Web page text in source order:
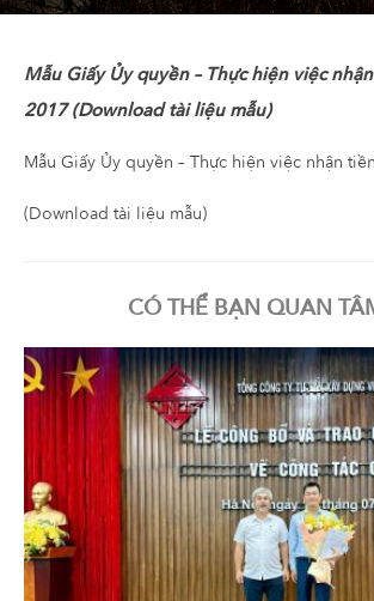
Mẫu Giấy Ủy quyền – Thực hiện việc
2017 (Download tài liệu mẫu)
Mẫu Giấy Ủy quyền – Thực hiện việc nhận
(Download tài liệu mẫu)
CÓ THỂ BẠN QUAN